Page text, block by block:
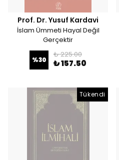
Prof. Dr. Yusuf Kardavi
İslam Ümmeti Hayal Değil
Gerçektir
%30
₺ 225.00
₺ 157.50
Tükendi